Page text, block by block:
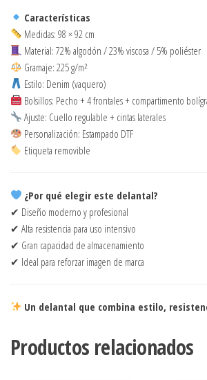
Características
Medidas: 98 × 92 cm
Material: 72% algodón / 23% viscosa / 5% poliéster
Gramaje: 225 g/m²
Estilo: Denim (vaquero)
Bolsillos: Pecho + 4 frontales + compartimento
Ajuste: Cuello regulable + cintas laterales
Personalización: Estampado DTF
Etiqueta removible
¿Por qué elegir este delantal?
✔ Diseño moderno y profesional
✔ Alta resistencia para uso intensivo
✔ Gran capacidad de almacenamiento
✔ Ideal para reforzar imagen de marca
Un delantal que combina estilo,
Productos relacionados